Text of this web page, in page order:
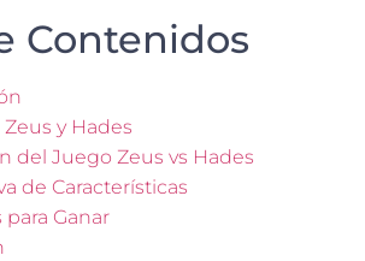
Contenidos
y Hades
del Juego Zeus vs Hades
de Características
para Ganar